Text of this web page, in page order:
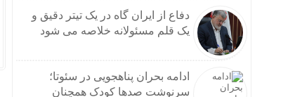
دفاع از ایران گاه در یک تیتر دقیق و
یک قلم مسئولانه خلاصه می شود
ادامه بحران پناهجویی در سئوتا؛
سرنوشت صدها کودک همچنان